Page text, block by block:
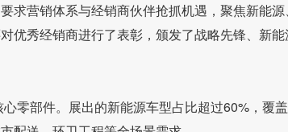
求营销体系与经销商伙伴抢抓机遇，聚焦新能源
优秀经销商进行了表彰，颁发了战略先锋、新
零部件。展出的新能源车型占比超过60%，覆